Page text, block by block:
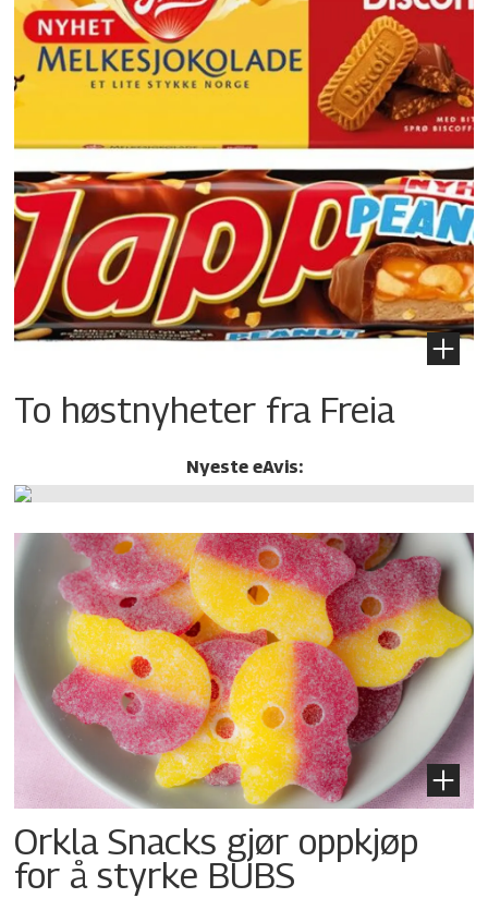
To høstnyheter fra Freia
Nyeste eAvis:
Orkla Snacks gjør oppkjøp
for å styrke BUBS